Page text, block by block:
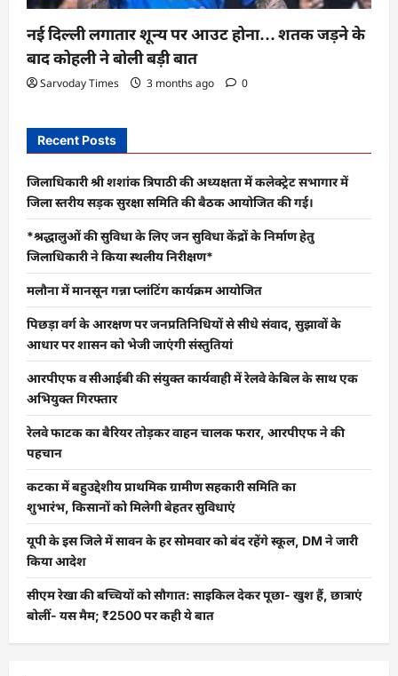
नई दिल्ली लगातार शून्य पर आउट होना… शतक जड़ने के
बाद कोहली ने बोली बड़ी बात
Sarvoday Times 3 months ago 0
Recent Posts
जिलाधिकारी श्री शशांक त्रिपाठी की अध्यक्षता में कलेक्ट्रेट सभागार में
जिला स्तरीय सड़क सुरक्षा समिति की बैठक आयोजित की गई।
*श्रद्धालुओं की सुविधा के लिए जन सुविधा केंद्रों के निर्माण हेतु
जिलाधिकारी ने किया स्थलीय निरीक्षण*
मलौना में मानसून गन्ना प्लांटिंग कार्यक्रम आयोजित
पिछड़ा वर्ग के आरक्षण पर जनप्रतिनिधियों से सीधे संवाद, सुझावों के
आधार पर शासन को भेजी जाएंगी संस्तुतियां
आरपीएफ व सीआईबी की संयुक्त कार्यवाही में रेलवे केबिल के साथ एक
अभियुक्त गिरफ्तार
रेलवे फाटक का बैरियर तोड़कर वाहन चालक फरार, आरपीएफ ने की
पहचान
कटका में बहुउद्देशीय प्राथमिक ग्रामीण सहकारी समिति का
शुभारंभ, किसानों को मिलेगी बेहतर सुविधाएं
यूपी के इस जिले में सावन के हर सोमवार को बंद रहेंगे स्कूल, DM ने जारी
किया आदेश
सीएम रेखा की बच्चियों को सौगात: साइकिल देकर पूछा- खुश हैं, छात्राएं
बोलीं- यस मैम; ₹2500 पर कही ये बात